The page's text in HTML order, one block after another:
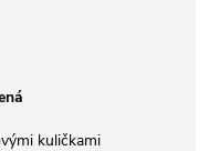
kuličkami